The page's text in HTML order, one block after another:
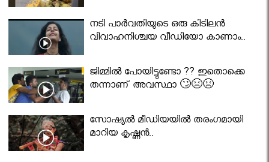
നടി പാർവതിയുടെ ഒരു കിടിലൻ
വിവാഹനിശ്ചയ വീഡിയോ കാണാം..
ജിമ്മിൽ പോയിട്ടുണ്ടോ ?? ഇതൊക്കെ
തന്നാണ് അവസ്ഥാ 🙄😣😣
സോഷ്യൽ മീഡിയയിൽ തരംഗമായി
മാറിയ കൃഷ്ണൻ..